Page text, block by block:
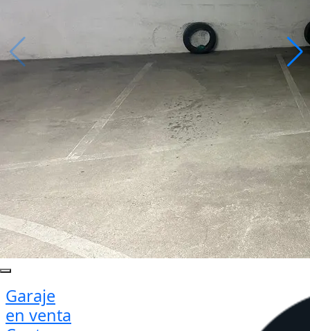
Garaje
en venta